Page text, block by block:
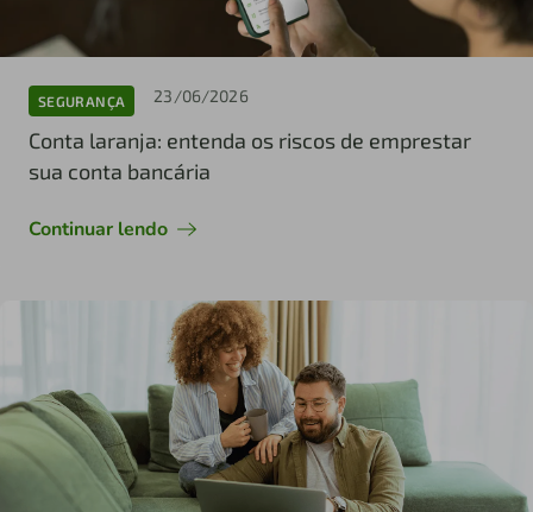
SEGURANÇA 23/06/2026
Conta laranja: entenda os riscos de emprestar
sua conta bancária
Continuar lendo